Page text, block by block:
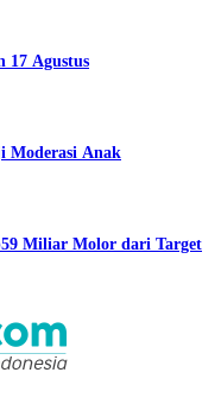
17 Agustus
Moderasi Anak
Miliar Molor dari Target